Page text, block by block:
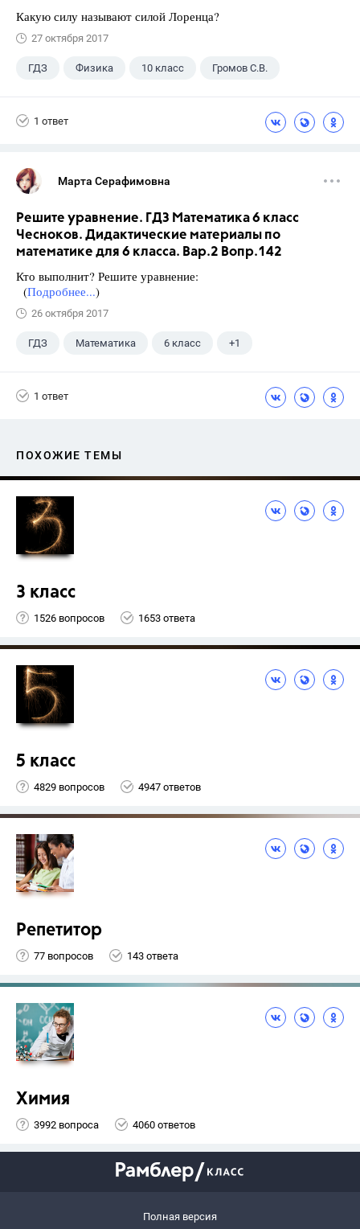
Какую силу называют силой Лоренца?
27 октября 2017
ГДЗ Физика 10 класс Громов С.В.
1 ответ
Марта Серафимовна
Решите уравнение. ГДЗ Математика 6 класс
Чесноков. Дидактические материалы по
математике для 6 класса. Вар.2 Вопр.142
Кто выполнит? Решите уравнение:
(Подробнее...)
26 октября 2017
ГДЗ Математика 6 класс +1
1 ответ
ПОХОЖИЕ ТЕМЫ
3 класс
1526 вопросов 1653 ответа
5 класс
4829 вопросов 4947 ответов
Репетитор
77 вопросов 143 ответа
Химия
3992 вопроса 4060 ответов
Полная версия